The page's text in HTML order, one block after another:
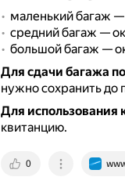
маленький багаж —
средний багаж —
большой багаж —
Для сдачи багажа
нужно сохранить до
Для использования
квитанцию.
0